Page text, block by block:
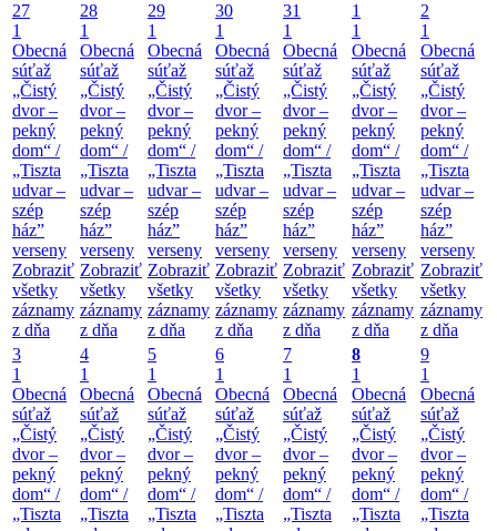
27
1
Obecná
súťaž
„Čistý
dvor –
pekný
dom“ /
„Tiszta
udvar –
szép
ház”
verseny
Zobraziť
všetky
záznamy
z dňa
28
1
Obecná
súťaž
„Čistý
dvor –
pekný
dom“ /
„Tiszta
udvar –
szép
ház”
verseny
Zobraziť
všetky
záznamy
z dňa
29
1
Obecná
súťaž
„Čistý
dvor –
pekný
dom“ /
„Tiszta
udvar –
szép
ház”
verseny
Zobraziť
všetky
záznamy
z dňa
30
1
Obecná
súťaž
„Čistý
dvor –
pekný
dom“ /
„Tiszta
udvar –
szép
ház”
verseny
Zobraziť
všetky
záznamy
z dňa
31
1
Obecná
súťaž
„Čistý
dvor –
pekný
dom“ /
„Tiszta
udvar –
szép
ház”
verseny
Zobraziť
všetky
záznamy
z dňa
1
1
Obecná
súťaž
„Čistý
dvor –
pekný
dom“ /
„Tiszta
udvar –
szép
ház”
verseny
Zobraziť
všetky
záznamy
z dňa
2
1
Obecná
súťaž
„Čistý
dvor –
pekný
dom“ /
„Tiszta
udvar –
szép
ház”
verseny
Zobraziť
všetky
záznamy
z dňa
3
1
Obecná
súťaž
„Čistý
dvor –
pekný
dom“ /
„Tiszta
4
1
Obecná
súťaž
„Čistý
dvor –
pekný
dom“ /
„Tiszta
5
1
Obecná
súťaž
„Čistý
dvor –
pekný
dom“ /
„Tiszta
6
1
Obecná
súťaž
„Čistý
dvor –
pekný
dom“ /
„Tiszta
7
1
Obecná
súťaž
„Čistý
dvor –
pekný
dom“ /
„Tiszta
8
1
Obecná
súťaž
„Čistý
dvor –
pekný
dom“ /
„Tiszta
9
1
Obecná
súťaž
„Čistý
dvor –
pekný
dom“ /
„Tiszta